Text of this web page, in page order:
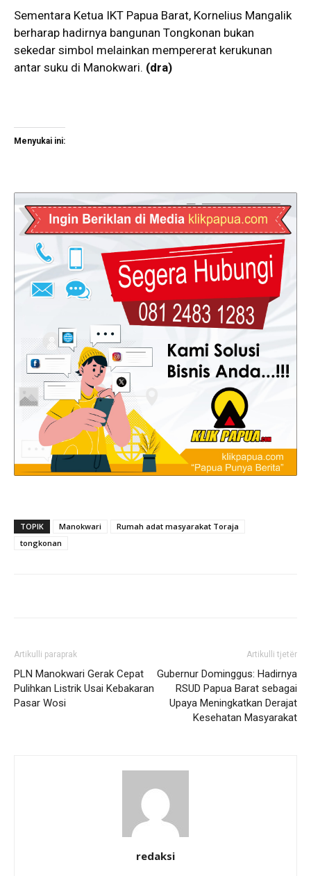
Sementara Ketua IKT Papua Barat, Kornelius Mangalik
berharap hadirnya bangunan Tongkonan bukan
sekedar simbol melainkan mempererat kerukunan
antar suku di Manokwari. (dra)
Menyukai ini:
TOPIK Manokwari
Rumah adat masyarakat Toraja
tongkonan
Artikulli paraprak
PLN Manokwari Gerak Cepat
Pulihkan Listrik Usai Kebakaran
Pasar Wosi
Artikulli tjetër
Gubernur Dominggus: Hadirnya
RSUD Papua Barat sebagai
Upaya Meningkatkan Derajat
Kesehatan Masyarakat
redaksi